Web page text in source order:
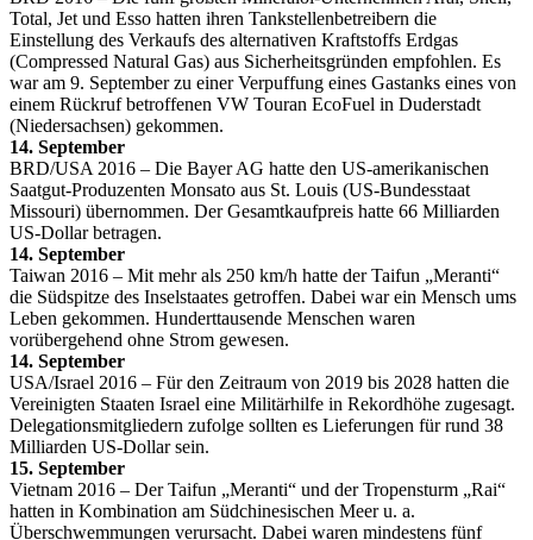
Total, Jet und Esso hatten ihren Tankstellenbetreibern die
Einstellung des Verkaufs des alternativen Kraftstoffs Erdgas
(Compressed Natural Gas) aus Sicherheitsgründen empfohlen. Es
war am 9. September zu einer Verpuffung eines Gastanks eines von
einem Rückruf betroffenen VW Touran EcoFuel in Duderstadt
(Niedersachsen) gekommen.
14. September
BRD/USA 2016 – Die Bayer AG hatte den US-amerikanischen
Saatgut-Produzenten Monsato aus St. Louis (US-Bundesstaat
Missouri) übernommen. Der Gesamtkaufpreis hatte 66 Milliarden
US-Dollar betragen.
14. September
Taiwan 2016 – Mit mehr als 250 km/h hatte der Taifun „Meranti“
die Südspitze des Inselstaates getroffen. Dabei war ein Mensch ums
Leben gekommen. Hunderttausende Menschen waren
vorübergehend ohne Strom gewesen.
14. September
USA/Israel 2016 – Für den Zeitraum von 2019 bis 2028 hatten die
Vereinigten Staaten Israel eine Militärhilfe in Rekordhöhe zugesagt.
Delegationsmitgliedern zufolge sollten es Lieferungen für rund 38
Milliarden US-Dollar sein.
15. September
Vietnam 2016 – Der Taifun „Meranti“ und der Tropensturm „Rai“
hatten in Kombination am Südchinesischen Meer u. a.
Überschwemmungen verursacht. Dabei waren mindestens fünf